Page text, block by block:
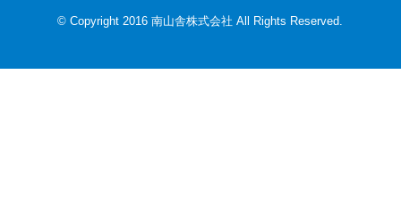
© Copyright 2016 南山舎株式会社 All Rights Reserved.